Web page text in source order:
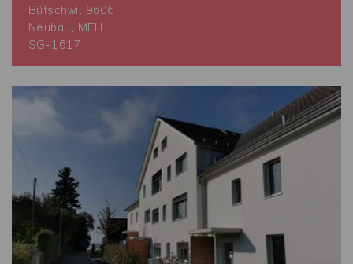
Bütschwil 9606
Neubau, MFH
SG-1617